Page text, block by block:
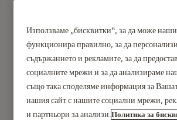
Apple Watch и
Home
Използваме „бисквитки“, за да може
функционира правилно, за да
съдържанието и рекламите, за да
социалните мрежи и за да анализираме
също така споделяме информация за
нашия сайт с нашите социални мрежи,
и партньори за анализи.Политика за